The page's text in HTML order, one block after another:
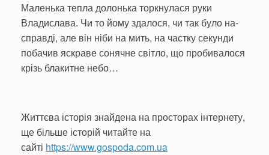
Маленька тепла долонька торкнулася руки
Владислава. Чи то йому здалося, чи так було на­
справді, але він ніби на мить, на частку секунди
побачив яскраве сонячне світло, що пробивалося
крізь блакитне небо…
Життєва історія знайдена на просторах інтернету,
ще більше історій читайте на
сайті https://www.gospoda.com.ua